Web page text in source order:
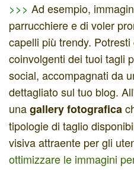
>>> Ad esempio,
parrucchiere e di voler
capelli più trendy.
coinvolgenti dei tuoi tagli
social, accompagnati da
dettagliato sul tuo blog.
unagallery fotografica
tipologie di taglio
visiva attraente per gli
ottimizzare le immagini